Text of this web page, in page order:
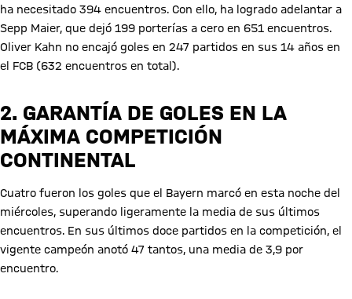
ha necesitado 394 encuentros. Con ello, ha logrado adelantar a
Sepp Maier, que dejó 199 porterías a cero en 651 encuentros.
Oliver Kahn no encajó goles en 247 partidos en sus 14 años en
el FCB (632 encuentros en total).
2. GARANTÍA DE GOLES EN LA
MÁXIMA COMPETICIÓN
CONTINENTAL
Cuatro fueron los goles que el Bayern marcó en esta noche del
miércoles, superando ligeramente la media de sus últimos
encuentros. En sus últimos doce partidos en la competición, el
vigente campeón anotó 47 tantos, una media de 3,9 por
encuentro.